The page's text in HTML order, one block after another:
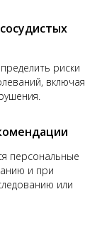
риски
включая
персональные
и при
или